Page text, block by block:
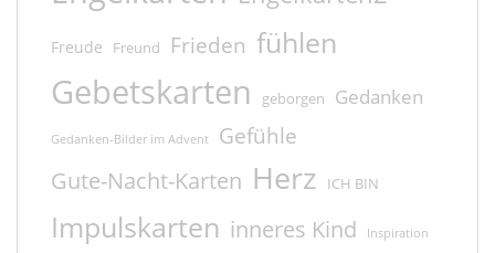
Freude Freund Frieden fühlen
Gebetskarten geborgen Gedanken
Gedanken-Bilder im Advent Gefühle
Gute-Nacht-Karten Herz ICH BIN
Impulskarten inneres Kind Inspiration